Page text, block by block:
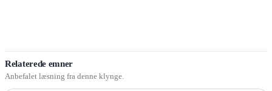
Relaterede emner
Anbefalet læsning fra denne klynge.